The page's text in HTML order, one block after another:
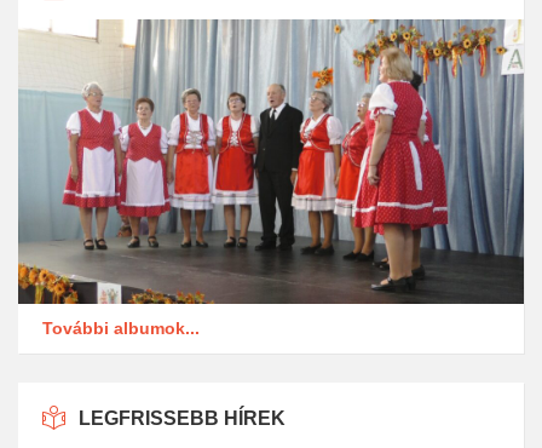
További albumok...
LEGFRISSEBB HÍREK